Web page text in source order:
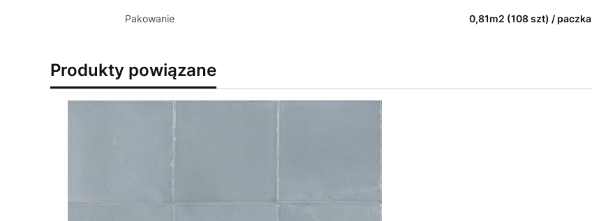
Pakowanie 0,81m2 (108 szt) / paczka
Produkty powiązane